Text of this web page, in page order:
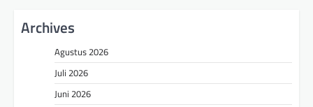
Archives
Agustus 2026
Juli 2026
Juni 2026